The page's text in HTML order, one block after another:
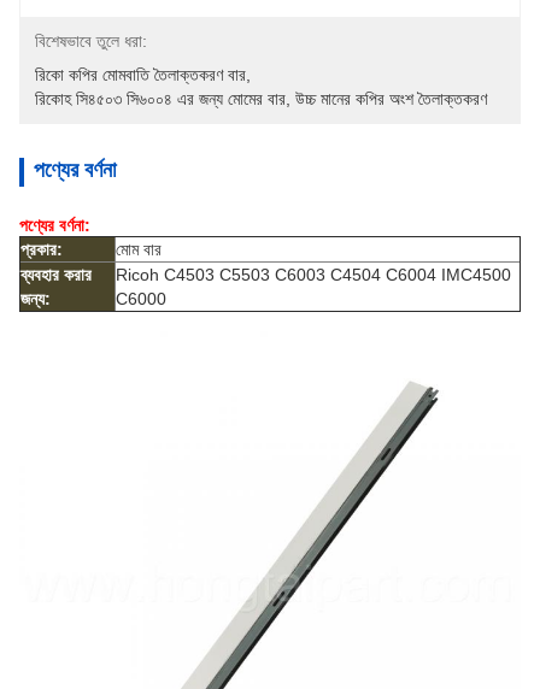
বিশেষভাবে তুলে ধরা:
রিকো কপির মোমবাতি তৈলাক্তকরণ বার
রিকোহ সি৪৫০৩ সি৬০০৪ এর জন্য মোমের বার উচ্চ মানের কপির অংশ তৈলাক্তকরণ
পণ্যের বর্ণনা
পণ্যের বর্ণনা:
প্রকার:
মোম বার
ব্যবহার করার
জন্য:
Ricoh C4503 C5503 C6003 C4504 C6004 IMC4500
C6000